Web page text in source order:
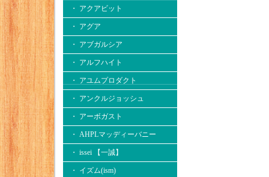
・ アクアビット
・ アグア
・ アブガルシア
・ アルフハイト
・ アユムプロダクト
・ アンクルジョッシュ
・ アーボガスト
・ AHPLマッディーバニー
・ issei 【一誠】
・ イズム(ism)